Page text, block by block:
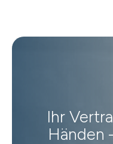
Ihr
Händen